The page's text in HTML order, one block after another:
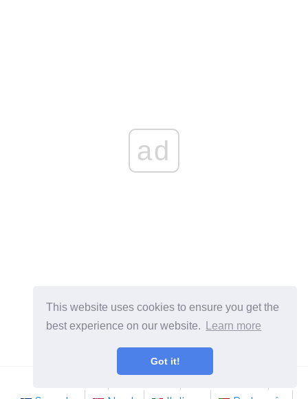
This website uses cookies to ensure you get the
best experience on our website.
Learn more
Got it!
ad
Deutsch
Nederlands